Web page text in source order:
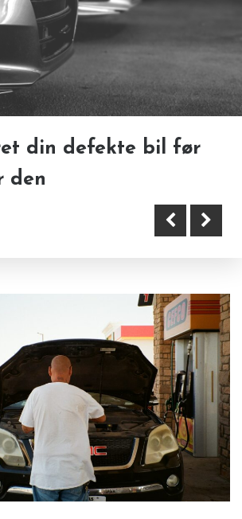
du en hurtig
af en defekt bil
og daglige
din defekte bil før
den